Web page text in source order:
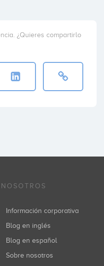
¿Quieres compartirlo
NOSOTROS
Información corporativa
Blog en inglés
Blog en español
Sobre nosotros